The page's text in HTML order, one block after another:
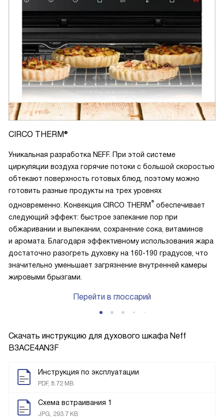
Скачать инструкцию для духового шкафа Neff
B3ACE4AN3F
Инструкция по эксплуатации
PDF, 8.72 MB
Схема встраивания 1
JPG, 293.7 KB
CIRCO THERM®
Уникальная разработка NEFF. При этой системе
циркуляции воздуха горячие потоки с большой скоростью
обтекают поверхность готовых блюд, поэтому можно
готовить разные продукты на трех уровнях
одновременно. Конвекция CIRCO THERM ® обеспечивает
следующий эффект: быстрое запекание пор при
обжаривании и выпекании, сохранение сока, витаминов
и аромата. Благодаря эффективному использования жара
достаточно разогреть духовку на 160-190 градусов, что
значительно уменьшает загрязнение внутренней камеры
жировыми брызгами.
Перейти в глоссарий